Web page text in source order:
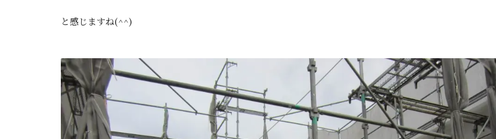
と感じますね(^^)